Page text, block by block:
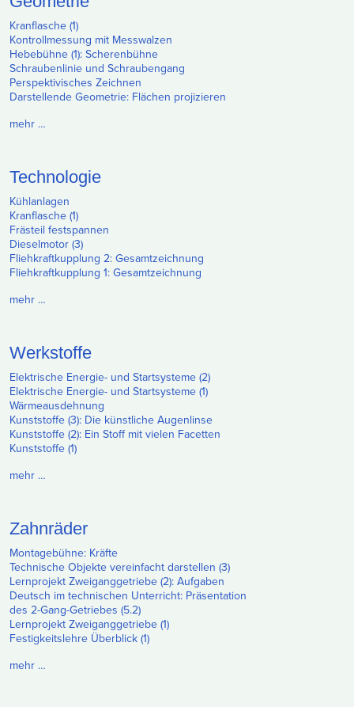
Kranflasche (1)
Kontrollmessung mit Messwalzen
Hebebühne (1): Scherenbühne
Schraubenlinie und Schraubengang
Perspektivisches Zeichnen
Darstellende Geometrie: Flächen projizieren
mehr …
Technologie
Kühlanlagen
Kranflasche (1)
Frästeil festspannen
Dieselmotor (3)
Fliehkraftkupplung 2: Gesamtzeichnung
Fliehkraftkupplung 1: Gesamtzeichnung
mehr …
Werkstoffe
Elektrische Energie- und Startsysteme (2)
Elektrische Energie- und Startsysteme (1)
Wärmeausdehnung
Kunststoffe (3): Die künstliche Augenlinse
Kunststoffe (2): Ein Stoff mit vielen Facetten
Kunststoffe (1)
mehr …
Zahnräder
Montagebühne: Kräfte
Technische Objekte vereinfacht darstellen (3)
Lernprojekt Zweiganggetriebe (2): Aufgaben
Deutsch im technischen Unterricht: Präsentation
des 2-Gang-Getriebes (5.2)
Lernprojekt Zweiganggetriebe (1)
Festigkeitslehre Überblick (1)
mehr …